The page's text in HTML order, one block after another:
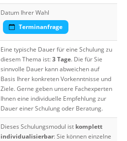
Datum Ihrer Wahl
Terminanfrage
Eine typische Dauer für eine Schulung zu
diesem Thema ist:3 Tage. Die für Sie
sinnvolle Dauer kann abweichen auf
Basis Ihrer konkreten Vorkenntnisse und
Ziele. Gerne geben unsere Fachexperten
Ihnen eine individuelle Empfehlung zur
Dauer einer Schulung oder Beratung.
Dieses Schulungsmodul ist komplett
individualisierbar: Sie können einzelne